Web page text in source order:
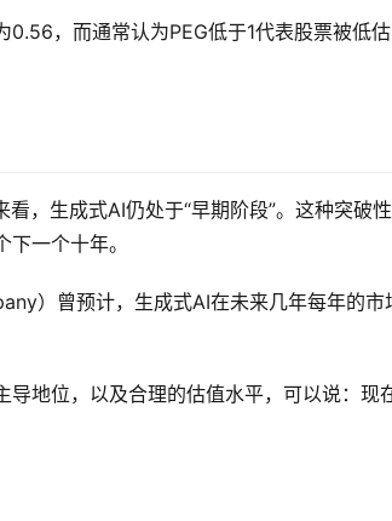
，而通常认为PEG低于1代表股票被低估
，生成式AI仍处于“早期阶段”。这种突破
一个十年。
）曾预计，生成式AI在未来几年每年的市
地位，以及合理的估值水平，可以说：现